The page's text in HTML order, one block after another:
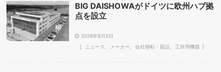
BIG DAISHOWAがドイツに欧州ハブ拠
点を設立
2026年8月5日
ニュース
メーカー 会社移転・新設 工作用機器